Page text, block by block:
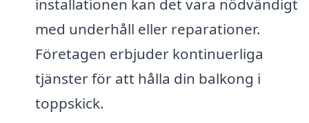
installationen kan det vara nödvändigt
med underhåll eller reparationer.
Företagen erbjuder kontinuerliga
tjänster för att hålla din balkong i
toppskick.